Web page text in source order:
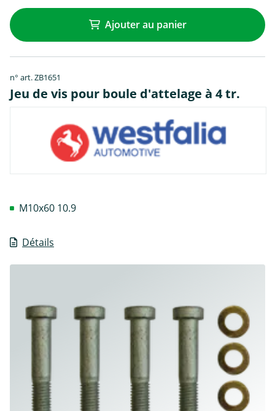
Ajouter au panier
n° art. ZB1651
Jeu de vis pour boule d'attelage à 4 tr.
Détails
M10x60 10.9